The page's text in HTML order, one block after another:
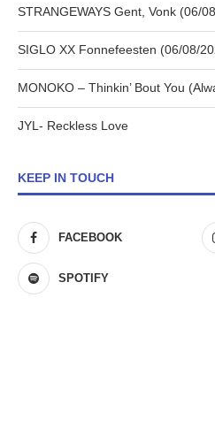
STRANGEWAYS Gent, Vonk (06/
SIGLO XX Fonnefeesten (06/08/
MONOKO – Thinkin’ Bout You
JYL- Reckless Love
KEEP IN TOUCH
FACEBOOK
SPOTIFY